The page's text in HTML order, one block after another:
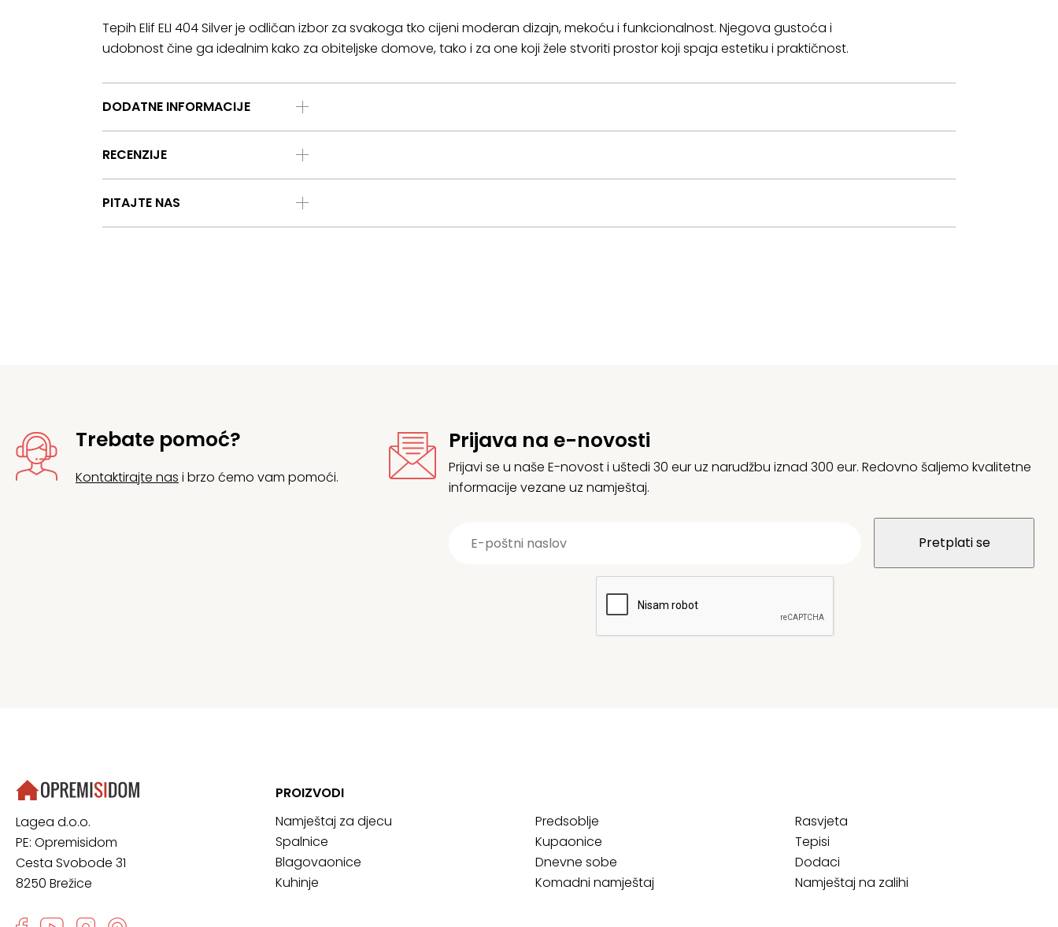
Tepih Elif ELI 404 Silver je odličan izbor za svakoga tko cijeni moderan dizajn, mekoću i funkcionalnost. Njegova gustoća i
udobnost čine ga idealnim kako za obiteljske domove, tako i za one koji žele stvoriti prostor koji spaja estetiku i praktičnost.
DODATNE INFORMACIJE
RECENZIJE
PITAJTE NAS
Trebate pomoć?
Kontaktirajte nas i brzo ćemo vam pomoći.
Prijava na e-novosti
Prijavi se u naše E-novost i uštedi 30 eur uz narudžbu iznad 300 eur. Redovno šaljemo kvalitetne
informacije vezane uz namještaj.
Lagea d.o.o.
PE: Opremisidom
Cesta Svobode 31
8250 Brežice
PROIZVODI
Namještaj za djecu
Spalnice
Blagovaonice
Kuhinje
Predsoblje
Kupaonice
Dnevne sobe
Komadni namještaj
Rasvjeta
Tepisi
Dodaci
Namještaj na zalihi